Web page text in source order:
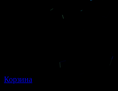
Корзина